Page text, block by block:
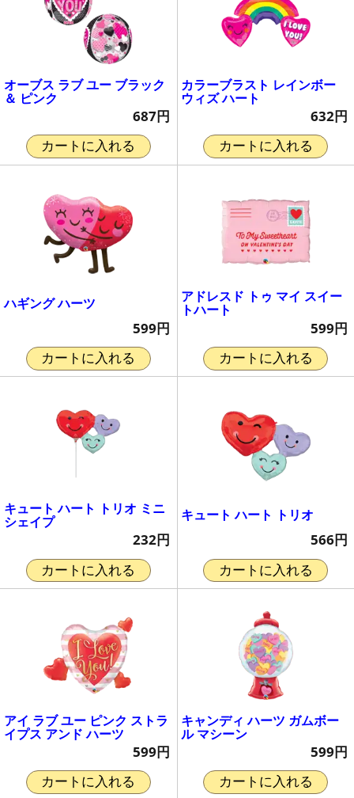
オーブス ラブ ユー ブラック
＆ ピンク
687円
カートに入れる
カラーブラスト レインボー
ウィズ ハート
632円
カートに入れる
ハギング ハーツ
599円
カートに入れる
アドレスド トゥ マイ スイー
トハート
599円
カートに入れる
キュート ハート トリオ ミニ
シェイプ
232円
カートに入れる
キュート ハート トリオ
566円
カートに入れる
アイ ラブ ユー ピンク ストラ
イプス アンド ハーツ
599円
カートに入れる
キャンディ ハーツ ガムボー
ル マシーン
599円
カートに入れる